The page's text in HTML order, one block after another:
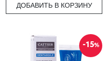
ДОБАВИТЬ В КОРЗИНУ
-15%